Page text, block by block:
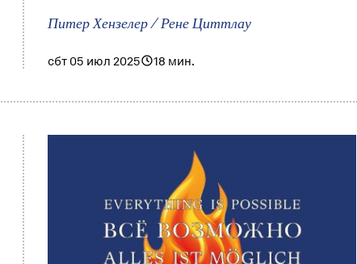
Питер Хензелер / Рене Циттлау
сбт 05 июл 2025 18 мин.